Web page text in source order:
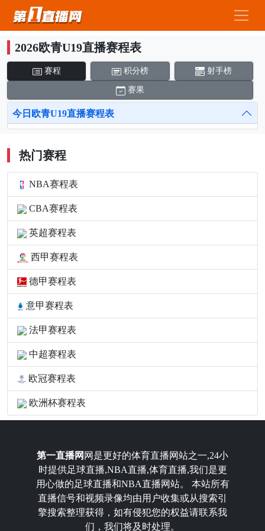
2026欧青U19直播赛程表
赛程 积分榜 射手榜
赛果
今日欧青U19直播赛程表
热门赛程
NBA赛程表
CBA赛程表
英超赛程表
西甲赛程表
德甲赛程表
意甲赛程表
法甲赛程表
中超赛程表
欧冠赛程表
欧洲杯赛程表
第一直播网 网是更好的体育直播网站之一,24小
时提供足球直播,NBA直播,体育直播,我们是更
用心做的足球直播和NBA直播网站。 本站所有
直播信号和视频录像均由用户收集或从搜索引
擎搜索整理获得，如有侵犯您的权益请联系我
们，我们将及时处理。